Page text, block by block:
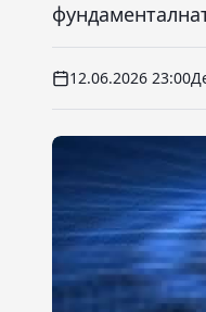
12.06.2026 23:00